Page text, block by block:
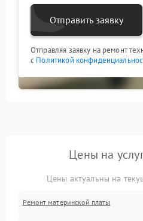
Отправить заявку
Отправляя заявку на ремонт
с Политикой
Цены на
Цены актуальны на
Ремонт материнской платы